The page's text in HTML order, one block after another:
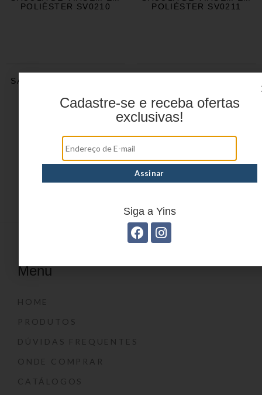
POLIÉSTER SV0210
POLIÉSTER SV0211
SACOLA DE VIAGEM EM
1 2 3
Menu
HOME
PRODUTOS
DÚVIDAS FREQUENTES
ONDE COMPRAR
CATÁLOGOS
Cadastre-se e receba ofertas
exclusivas!
Siga a Yins